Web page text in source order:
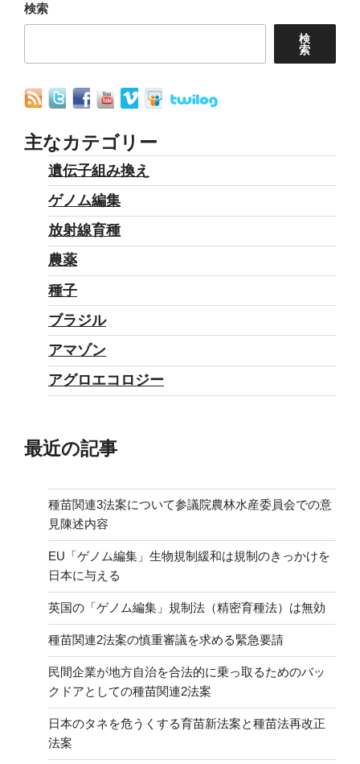
ン
検索
検
索
主なカテゴリー
遺伝子組み換え
ゲノム編集
放射線育種
農薬
種子
ブラジル
アマゾン
アグロエコロジー
最近の記事
種苗関連3法案について参議院農林水産委員会での意
見陳述内容
EU「ゲノム編集」生物規制緩和は規制のきっかけを
日本に与える
英国の「ゲノム編集」規制法（精密育種法）は無効
種苗関連2法案の慎重審議を求める緊急要請
民間企業が地方自治を合法的に乗っ取るためのバッ
クドアとしての種苗関連2法案
日本のタネを危うくする育苗新法案と種苗法再改正
法案